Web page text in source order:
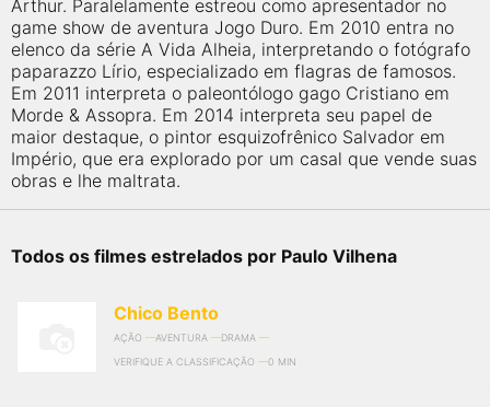
Arthur. Paralelamente estreou como apresentador no
game show de aventura Jogo Duro. Em 2010 entra no
elenco da série A Vida Alheia, interpretando o fotógrafo
paparazzo Lírio, especializado em flagras de famosos.
Em 2011 interpreta o paleontólogo gago Cristiano em
Morde & Assopra. Em 2014 interpreta seu papel de
maior destaque, o pintor esquizofrênico Salvador em
Império, que era explorado por um casal que vende suas
obras e lhe maltrata.
Todos os filmes estrelados por Paulo Vilhena
Chico Bento
AÇÃO AVENTURA
DRAMA
VERIFIQUE A CLASSIFICAÇÃO
0 MIN